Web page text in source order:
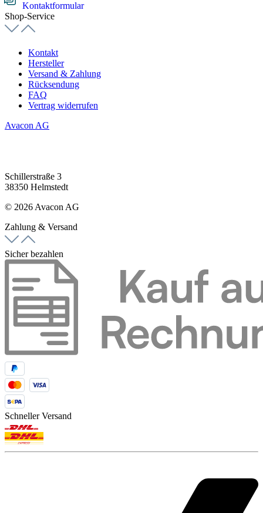
Kontaktformular
Shop-Service
Kontakt
Hersteller
Versand & Zahlung
Rücksendung
FAQ
Vertrag widerrufen
Avacon AG
Schillerstraße 3
38350 Helmstedt
© 2026 Avacon AG
Zahlung & Versand
Sicher bezahlen
Schneller Versand